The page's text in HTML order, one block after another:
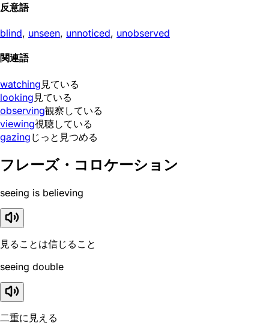
反意語
blind, unseen, unnoticed, unobserved
関連語
watching 見ている
looking 見ている
observing観察している
viewing視聴している
gazing じっと見つめる
フレーズ・コロケーション
seeing is believing
見ることは信じること
seeing double
二重に見える